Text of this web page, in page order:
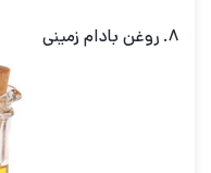
۸. روغن بادام زمینی